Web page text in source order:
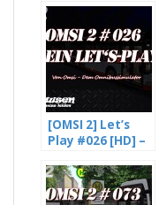
[OMSI 2] Let’s
Play #026 [HD] –
muss leiden –
mit Freddy LP